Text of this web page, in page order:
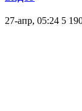
27-апр, 05:24 5